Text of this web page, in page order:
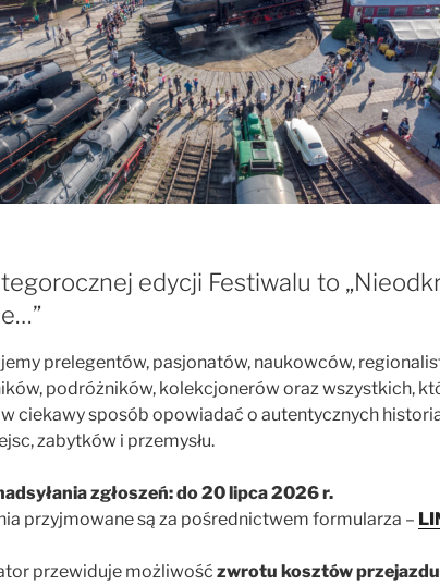
tegorocznej edycji Festiwalu to
prelegentów, pasjonatów, naukowców,
podróżników, kolekcjonerów oraz wszystkich,
ciekawy sposób opowiadać o autentycznych
zabytków i przemysłu.
zgłoszeń: do 20 lipca 2026 r.
przyjmowane są za pośrednictwem formularza –
przewiduje możliwość zwrotu kosztów